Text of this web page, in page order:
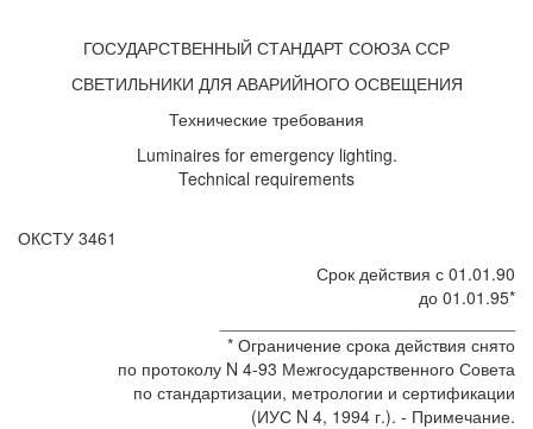
ГОСУДАРСТВЕННЫЙ СТАНДАРТ СОЮЗА ССР
СВЕТИЛЬНИКИ ДЛЯ АВАРИЙНОГО ОСВЕЩЕНИЯ
Технические требования
Luminaires for emergency lighting.
Technical requirements
ОКСТУ 3461
Срок действия с 01.01.90
до 01.01.95*
* Ограничение срока действия снято
по протоколу N 4-93 Межгосударственного Совета
по стандартизации, метрологии и сертификации
(ИУС N 4, 1994 г.). - Примечание.